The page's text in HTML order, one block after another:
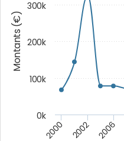
Montants (€)
2000 2002 2006
0k
100k
200k
300k